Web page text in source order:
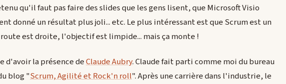
qu'il faut pas faire des slides que les gens lisent, que Microsoft Visio
donné un résultat plus joli... etc. Le plus intéressant est que Scrum est un
est droite, l'objectif est limpide... mais ça monte !
d'avoir la présence deClaude Aubry. Claude fait parti comme moi du bureau
blog "Scrum, Agilité et Rock'n roll". Après une carrière dans l'industrie, le